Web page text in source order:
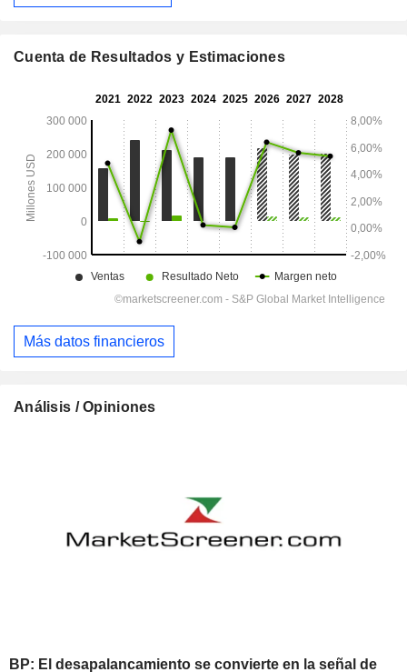
Cuenta de Resultados y Estimaciones
Más datos financieros
Análisis / Opiniones
BP: El desapalancamiento se convierte en la señal de